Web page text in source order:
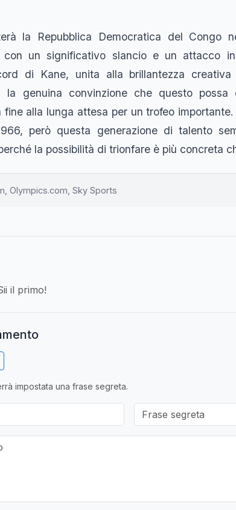
la Repubblica Democratica del Congo
con un significativo slancio e un attacco
di Kane, unita alla brillantezza
la genuina convinzione che questo
alla lunga attesa per un trofeo
però questa generazione di talento
la possibilità di trionfare è più concreta
Olympics.com, Sky Sports
il primo!
impostata una frase segreta.